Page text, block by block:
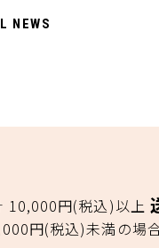
NEWS
10,000円(税込)以上
円(税込)未満の場